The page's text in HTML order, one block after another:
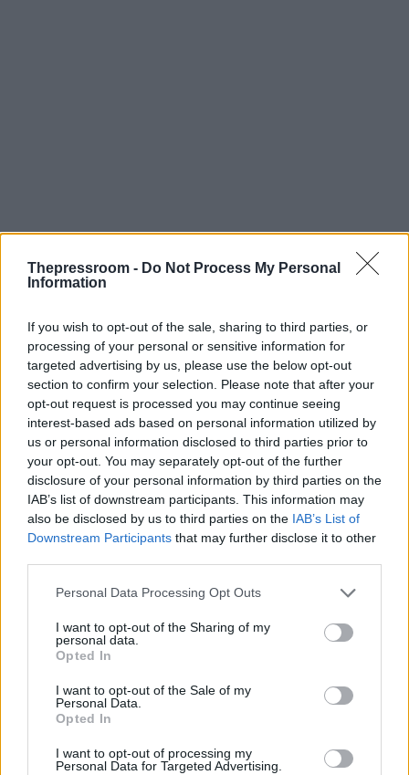
Thepressroom - Do Not Process My Personal
Information
If you wish to opt-out of the sale, sharing to third parties, or
processing of your personal or sensitive information for
targeted advertising by us, please use the below opt-out
section to confirm your selection. Please note that after your
opt-out request is processed you may continue seeing
interest-based ads based on personal information utilized by
us or personal information disclosed to third parties prior to
your opt-out. You may separately opt-out of the further
disclosure of your personal information by third parties on the
IAB’s list of downstream participants. This information may
also be disclosed by us to third parties on the IAB’s List of
Downstream Participants that may further disclose it to other
Please note that this website/app uses one or more Google
not limited to your visit or usage behaviour. You may click to
grant or deny consent to Google and its third-party tags to
use your data for below specified purposes in below Google
consent section.
Personal Data Processing Opt Outs
I want to opt-out of the Sharing of my
personal data.
Opted In
I want to opt-out of the Sale of my
Personal Data.
Opted In
I want to opt-out of processing my
Personal Data for Targeted Advertising.
Οι έρευνες και το γεωπολιτικό πλαίσιο
Οι ναυτιλιακές αρχές έχουν ήδη ξεκινήσει
προκαταρκτική έρευνα για τη διαλεύκανση του
συμβάντος. Αν και μέχρι στιγμής καμία οργάνωση
δεν έχει αναλάβει επίσημα την ευθύνη για την
επιχείρηση, οι υποψίες στρέφονται προς
συγκεκριμένη κατεύθυνση.
περιστατικό έρχεται σε μια περίοδο όπου οι
αντάρτες Χούθι της Υεμένης έχουν
προειδοποιήσει ανοιχτά για επανέναρξη των
επιθέσεών τους στην Ερυθρά Θάλασσα,
βάζοντας στο στόχαστρο εμπορικά πλοία τα
οποία, κατά την κρίση τους, συνδέονται με